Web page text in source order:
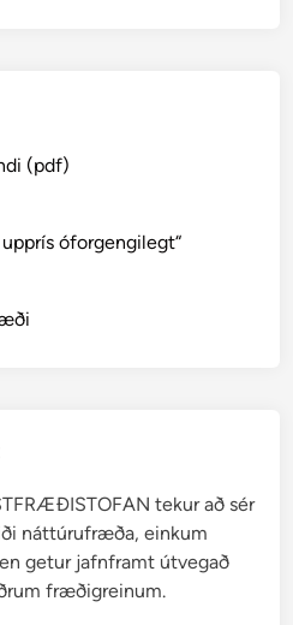
s
(pdf)
óforgengilegt“
tekur að sér
náttúrufræða, einkum
getur jafnframt útvegað
fræðigreinum.